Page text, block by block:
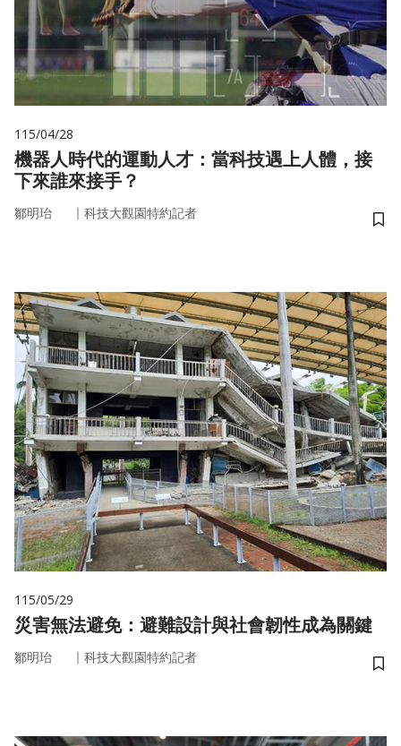
115/04/28
機器人時代的運動人才：當科技遇上人體，接
下來誰來接手？
鄒明珆 ｜ 科技大觀園特約記者
儲
115/05/29
災害無法避免：避難設計與社會韌性成為關鍵
鄒明珆 ｜ 科技大觀園特約記者
儲